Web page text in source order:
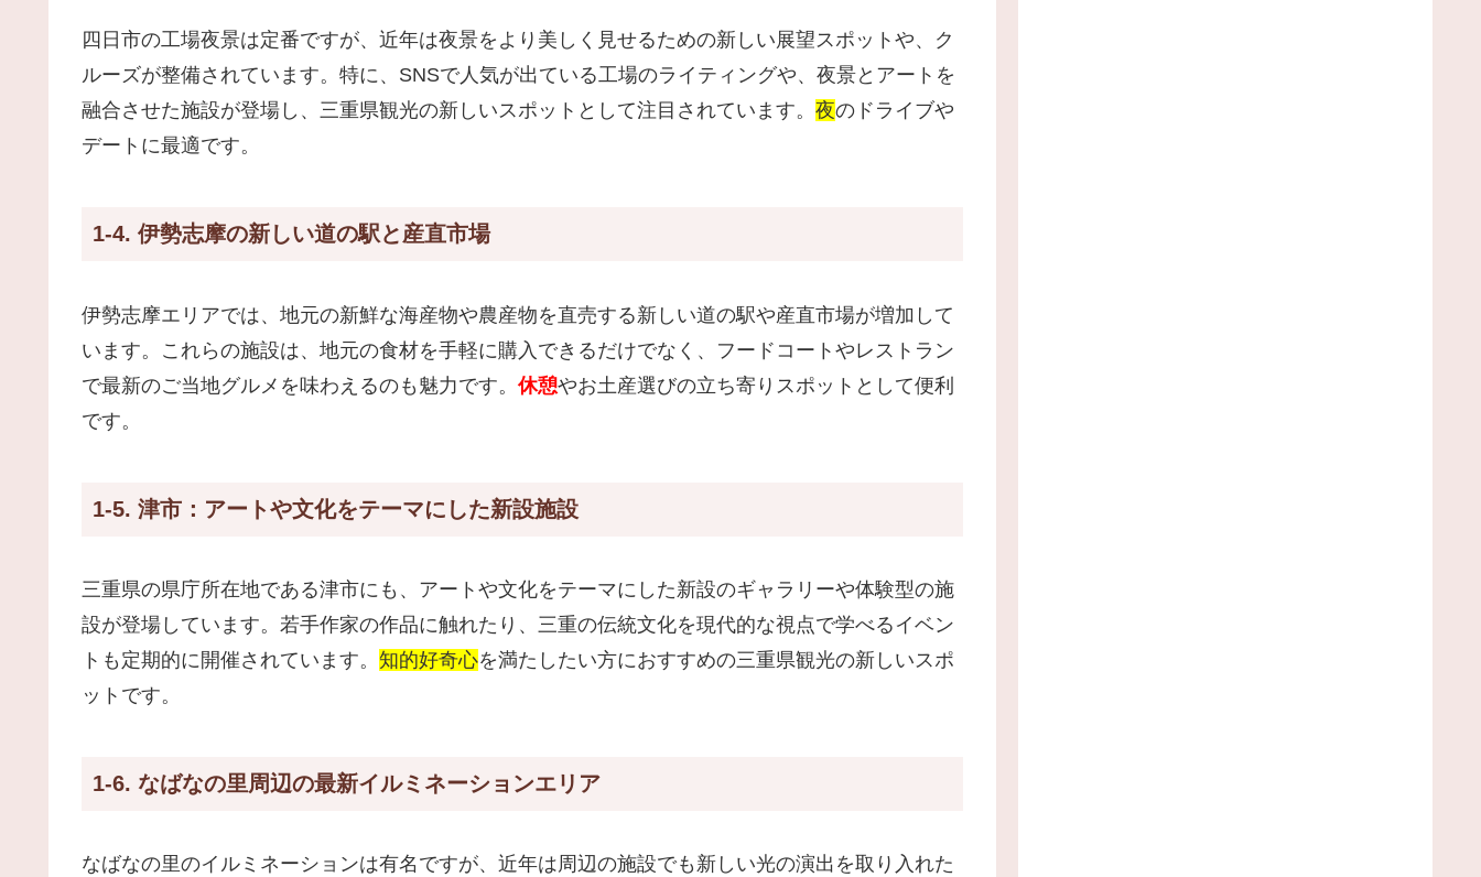
四日市の工場夜景は定番ですが、近年は夜景をより美しく見せるための新しい展望スポットや、ク
ルーズが整備されています。特に、SNSで人気が出ている工場のライティングや、夜景とアートを
融合させた施設が登場し、三重県観光の新しいスポットとして注目されています。 夜のドライブや
デートに最適です。
1-4. 伊勢志摩の新しい道の駅と産直市場
伊勢志摩エリアでは、地元の新鮮な海産物や農産物を直売する新しい道の駅や産直市場が増加して
います。これらの施設は、地元の食材を手軽に購入できるだけでなく、フードコートやレストラン
で最新のご当地グルメを味わえるのも魅力です。 休憩やお土産選びの立ち寄りスポットとして便利
です。
1-5. 津市：アートや文化をテーマにした新設施設
三重県の県庁所在地である津市にも、アートや文化をテーマにした新設のギャラリーや体験型の施
設が登場しています。若手作家の作品に触れたり、三重の伝統文化を現代的な視点で学べるイベン
トも定期的に開催されています。 知的好奇心を満たしたい方におすすめの三重県観光の新しいスポ
ットです。
1-6. なばなの里周辺の最新イルミネーションエリア
なばなの里のイルミネーションは有名ですが、近年は周辺の施設でも新しい光の演出を取り入れた